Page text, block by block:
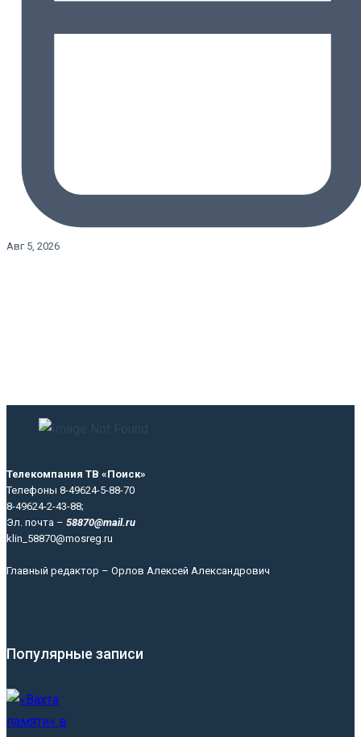
Авг 5, 2026
Телекомпания ТВ «Поиск»
Телефоны 8-49624-5-88-70
8-49624-2-43-88;
Эл. почта – 58870@mail.ru
klin_58870@mosreg.ru
Главный редактор – Орлов Алексей Александрович
Популярные записи